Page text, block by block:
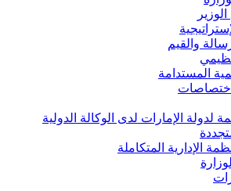
والقيم
المستدامة
لدولة الإمارات لدى الوكالة الدولية
الإدارية المتكاملة